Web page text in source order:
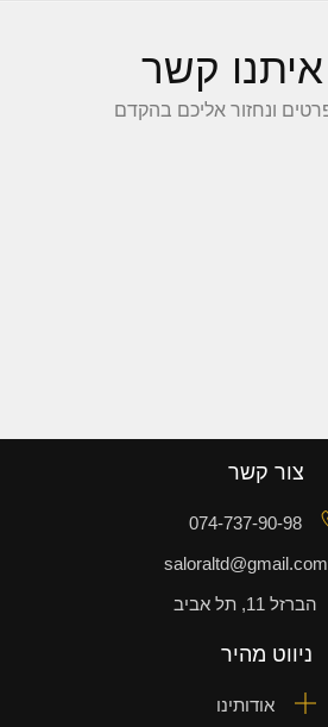
איתנו קשר
ונחזור אליכם בהקדם
צור קשר
074-737-90-98
saloraltd@gmail.com
הברזל 11, תל אביב
ניווט מהיר
אודותינו